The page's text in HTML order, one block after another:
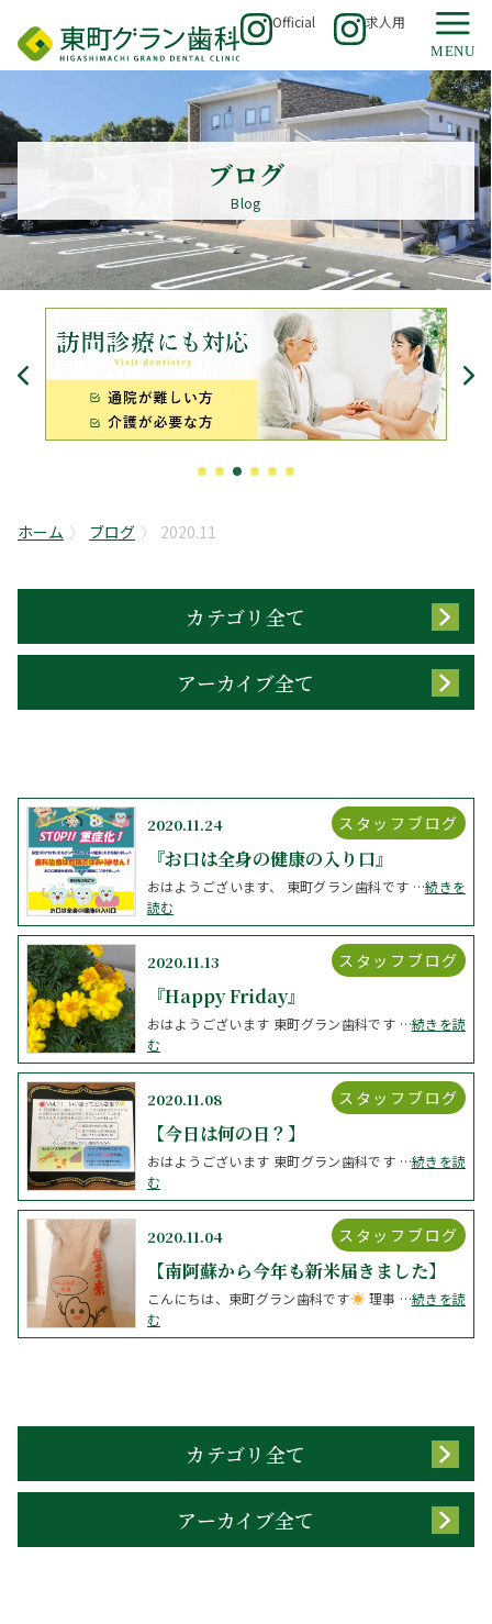
Official 求人用
ブログ
Blog
ホーム ブログ 2020.11
カテゴリ全て
アーカイブ全て
2020.11.24
『お口は全身の健康の入り口』
おはようございます、 東町グラン歯科です …続きを
読む
スタッフブログ
2020.11.13
『Happy Friday』
おはようございます 東町グラン歯科です …続きを読
む
スタッフブログ
2020.11.08
【今日は何の日？】
おはようございます 東町グラン歯科です …続きを読
む
スタッフブログ
2020.11.04
【南阿蘇から今年も新米届きました】
こんにちは、東町グラン歯科です 理事 …続きを読
む
スタッフブログ
カテゴリ全て
アーカイブ全て